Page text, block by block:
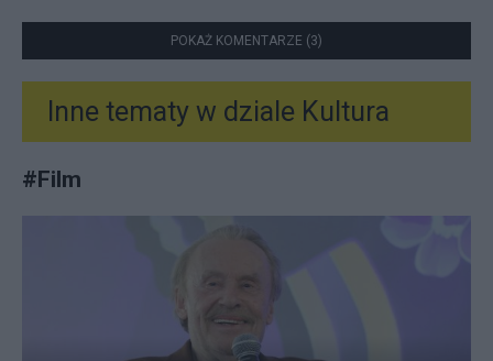
POKAŻ KOMENTARZE (3)
Inne tematy w dziale Kultura
#Film